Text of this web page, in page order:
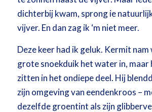
dichterbij kwam, sprong ie
vijver. En dan zag ik ‘m niet meer.
Deze keer had ik geluk. Kermit nam
grote snoekduik het water in, maar
zitten in het ondiepe deel. Hij
zijn omgeving van eendenkroos –
dezelfde groentint als zijn